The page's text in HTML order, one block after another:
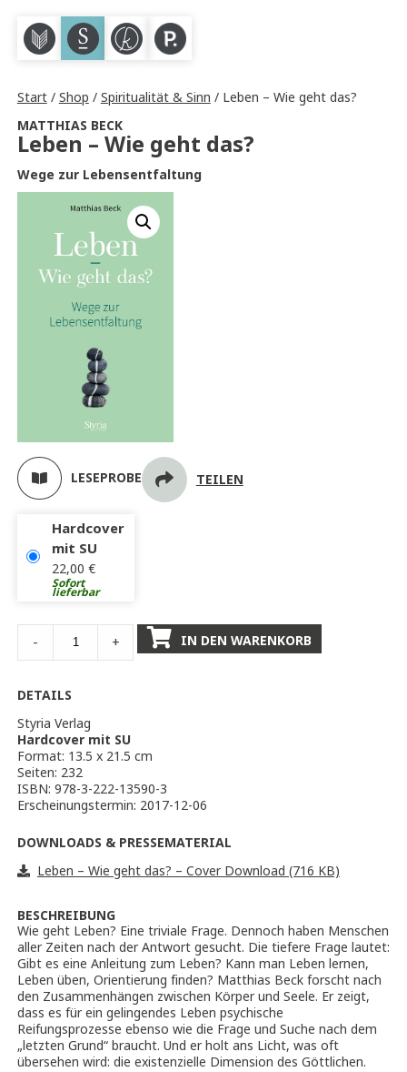
M S K P
Start/ Shop / Spiritualität & Sinn / Leben – Wie geht das?
MATTHIAS BECK
Leben – Wie geht das?
Wege zur Lebensentfaltung
LESEPROBE TEILEN
Hardcover
mit SU
22,00 €
Sofort
lieferbar
- + IN DEN WARENKORB
DETAILS
Styria Verlag
Hardcover mit SU
Format: 13.5 x 21.5 cm
Seiten: 232
ISBN: 978-3-222-13590-3
Erscheinungstermin: 2017-12-06
DOWNLOADS & PRESSEMATERIAL
Leben – Wie geht das? – Cover Download (716 KB)
BESCHREIBUNG
Wie geht Leben? Eine triviale Frage. Dennoch haben Menschen
aller Zeiten nach der Antwort gesucht. Die tiefere Frage lautet:
Gibt es eine Anleitung zum Leben? Kann man Leben lernen,
Leben üben, Orientierung finden? Matthias Beck forscht nach
den Zusammenhängen zwischen Körper und Seele. Er zeigt,
dass es für ein gelingendes Leben psychische
Reifungsprozesse ebenso wie die Frage und Suche nach dem
„letzten Grund“ braucht. Und er holt ans Licht, was oft
übersehen wird: die existenzielle Dimension des Göttlichen.